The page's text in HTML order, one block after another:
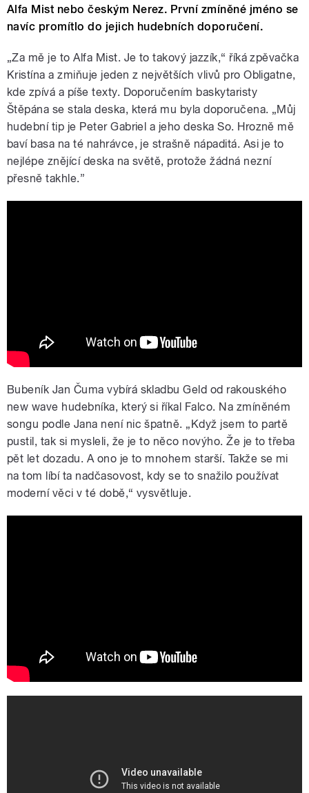
Alfa Mist nebo českým Nerez. První zmíněné jméno se
navíc promítlo do jejich hudebních doporučení.
„Za mě je to Alfa Mist. Je to takový jazzík,“ říká zpěvačka
Kristína a zmiňuje jeden z největších vlivů pro Obligatne,
kde zpívá a píše texty. Doporučením baskytaristy
Štěpána se stala deska, která mu byla doporučena. „Můj
hudební tip je Peter Gabriel a jeho deska So. Hrozně mě
baví basa na té nahrávce, je strašně nápaditá. Asi je to
nejlépe znějící deska na světě, protože žádná nezní
přesně takhle.”
Bubeník Jan Čuma vybírá skladbu Geld od rakouského
new wave hudebníka, který si říkal Falco. Na zmíněném
songu podle Jana není nic špatně. „Když jsem to partě
pustil, tak si mysleli, že je to něco novýho. Že je to třeba
pět let dozadu. A ono je to mnohem starší. Takže se mi
na tom líbí ta nadčasovost, kdy se to snažilo používat
moderní věci v té době,“ vysvětluje.